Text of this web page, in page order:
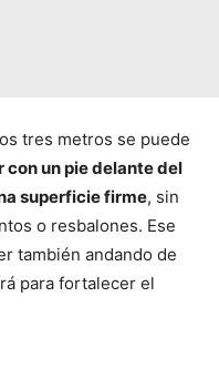
Es un ejercicio fácil
tres metros se puede
con un pie delante del
superficie firme, sin
o resbalones. Ese
también andando de
para fortalecer el